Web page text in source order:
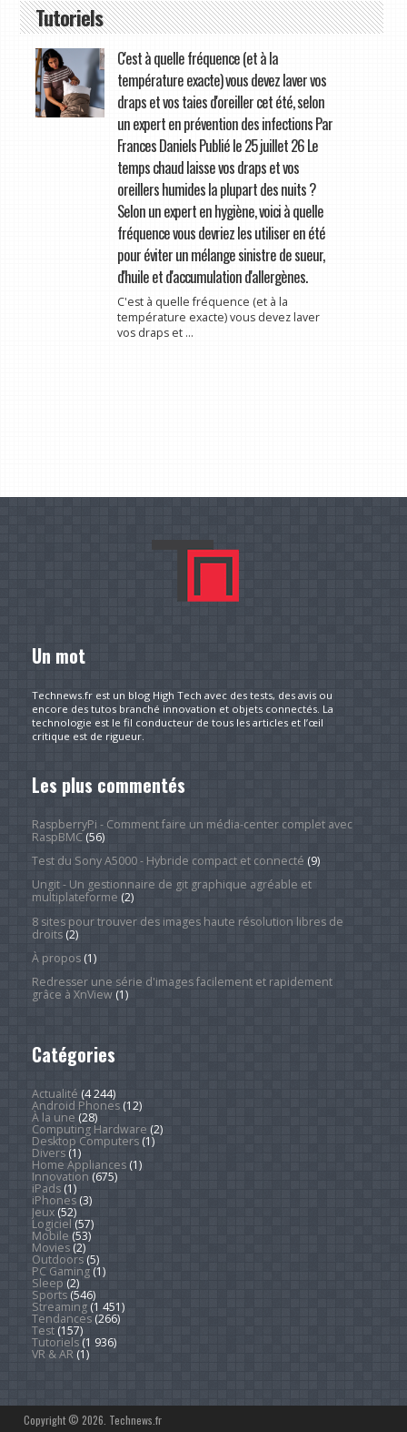
Tutoriels
C'est à quelle fréquence (et à la
température exacte) vous devez laver vos
draps et vos taies d'oreiller cet été, selon
un expert en prévention des infections Par
Frances Daniels Publié le 25 juillet 26 Le
temps chaud laisse vos draps et vos
oreillers humides la plupart des nuits ?
Selon un expert en hygiène, voici à quelle
fréquence vous devriez les utiliser en été
pour éviter un mélange sinistre de sueur,
d'huile et d'accumulation d'allergènes.
C'est à quelle fréquence (et à la
température exacte) vous devez laver
vos draps et ...
Un mot
Technews.fr est un blog High Tech avec des tests, des avis ou
encore des tutos branché innovation et objets connectés. La
technologie est le fil conducteur de tous les articles et l’œil
critique est de rigueur.
Les plus commentés
RaspberryPi - Comment faire un média-center complet avec
RaspBMC(56)
Test du Sony A5000 - Hybride compact et connecté (9)
Ungit - Un gestionnaire de git graphique agréable et
multiplateforme (2)
8 sites pour trouver des images haute résolution libres de
droits(2)
À propos(1)
Redresser une série d'images facilement et rapidement
grâce à XnView(1)
Catégories
Actualité (4 244)
Android Phones(12)
À la une (28)
Computing Hardware (2)
Desktop Computers(1)
Divers(1)
Home Appliances(1)
Innovation (675)
iPads(1)
iPhones(3)
Jeux(52)
Logiciel (57)
Mobile (53)
Movies(2)
Outdoors(5)
PC Gaming(1)
Sleep (2)
Sports(546)
Streaming(1 451)
Tendances(266)
Test(157)
Tutoriels(1 936)
VR & AR(1)
Copyright © 2026. Technews.fr